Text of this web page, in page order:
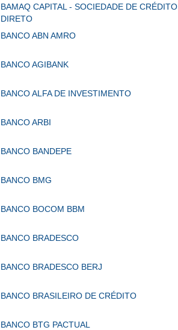
BAMAQ CAPITAL - SOCIEDADE DE CRÉDITO
DIRETO
BANCO ABN AMRO
BANCO AGIBANK
BANCO ALFA DE INVESTIMENTO
BANCO ARBI
BANCO BANDEPE
BANCO BMG
BANCO BOCOM BBM
BANCO BRADESCO
BANCO BRADESCO BERJ
BANCO BRASILEIRO DE CRÉDITO
BANCO BTG PACTUAL